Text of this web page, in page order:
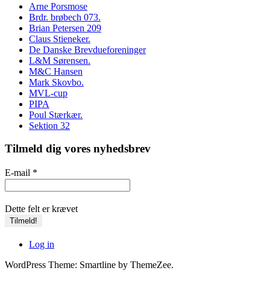
Arne Porsmose
Brdr. brøbech 073.
Brian Petersen 209
Claus Stieneker.
De Danske Brevdueforeninger
L&M Sørensen.
M&C Hansen
Mark Skovbo.
MVL-cup
PIPA
Poul Stærkær.
Sektion 32
Tilmeld dig vores nyhedsbrev
E-mail *
Dette felt er krævet
Log in
WordPress Theme: Smartline by ThemeZee.